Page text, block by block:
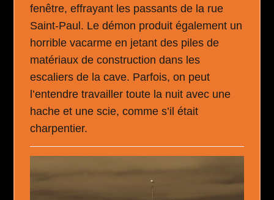
fenêtre, effrayant les passants de la rue
Saint-Paul. Le démon produit également un
horrible vacarme en jetant des piles de
matériaux de construction dans les
escaliers de la cave. Parfois, on peut
l’entendre travailler toute la nuit avec une
hache et une scie, comme s’il était
charpentier.